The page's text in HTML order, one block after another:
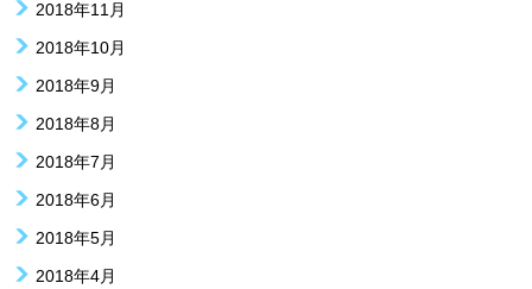
2018年11月
2018年10月
2018年9月
2018年8月
2018年7月
2018年6月
2018年5月
2018年4月